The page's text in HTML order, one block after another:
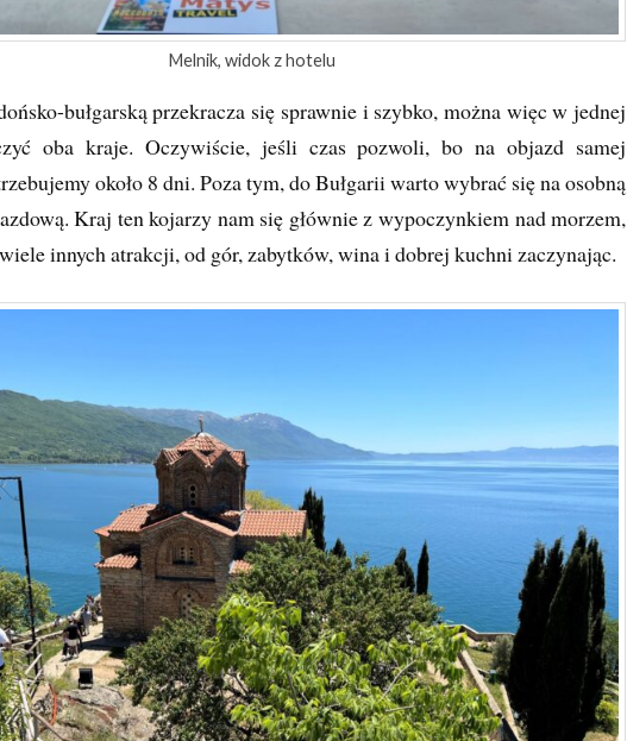
Melnik, widok z hotelu
bułgarską przekracza się sprawnie i szybko, można więc w jednej
oba kraje. Oczywiście, jeśli czas pozwoli, bo na objazd samej
około 8 dni. Poza tym, do Bułgarii warto wybrać się na osobną
Kraj ten kojarzy nam się głównie z wypoczynkiem nad morzem,
innych atrakcji, od gór, zabytków, wina i dobrej kuchni zaczynając.